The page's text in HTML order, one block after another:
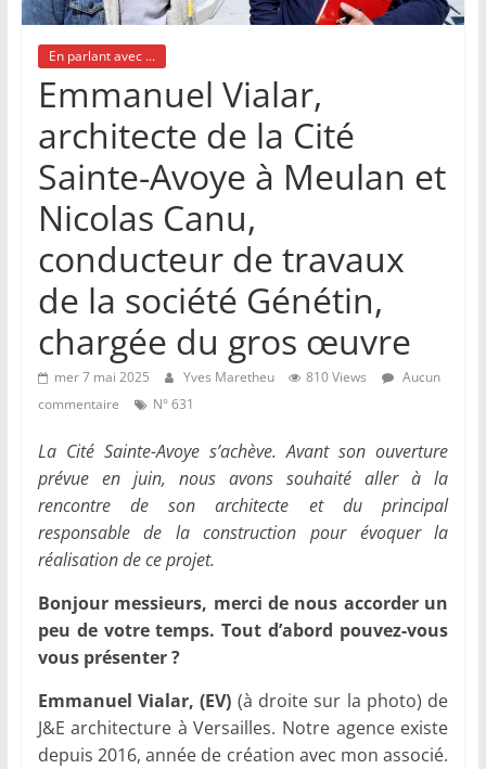
En parlant avec ...
Emmanuel Vialar,
architecte de la Cité
Sainte-Avoye à Meulan et
Nicolas Canu,
conducteur de travaux
de la société Génétin,
chargée du gros œuvre
mer 7 mai 2025 Yves Maretheu 810 Views
Aucun
commentaire
N° 631
La Cité Sainte-Avoye s’achève. Avant son ouverture
prévue en juin, nous avons souhaité aller à la
rencontre de son architecte et du principal
responsable de la construction pour évoquer la
réalisation de ce projet.
Bonjour messieurs, merci de nous accorder un
peu de votre temps. Tout d’abord pouvez-vous
vous présenter ?
Emmanuel Vialar, (EV) (à droite sur la photo) de
J&E architecture à Versailles. Notre agence existe
depuis 2016, année de création avec mon associé.